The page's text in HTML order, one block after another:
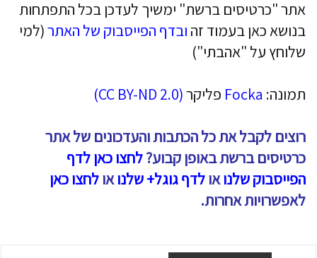
אתר "כרטיסים ברשת" ימשיך לעדכן בכל התפתחות
בנושא כאן בעמוד זה ובדף הפייסבוק של האתר(למי
שלוחץ על "אהבתי")
תמונה: Focka פליקר(CC BY-ND 2.0)
רוצים לקבל את כל הכתבות והעדכונים של אתר
כרטיסים ברשת באופן קבוע?לחצו כאן לדף
הפייסבוק שלנואולדף גוגל+ שלנואולחצו כאן
לאפשרויות אחרות.